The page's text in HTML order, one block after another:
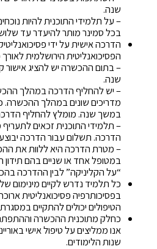
שנה.
בכל סמינר מותר להיעדר עד
הדרכה אישית על ידי
הפסיכואנליטית הירושלמית לאורך כל 3 השנים של
שנה.
– יש להחליף הדרכה במהלך
מדריכים שונים במהלך
במשך שנה. מומלץ להחליף
הדרכה. תשלום עבור הדרכה
– מטרת הדרכה היא ללוות את
במטופל אחד או שניים בהם
“על הקליניקה” לבין ההדרכה
בפסיכותרפיה פסיכואנליטית
הטיפולים יכולים להתקיים
כחלק מתוכנית ההכשרה
אנו ממליצים על טיפול אישי
שנות הלימודים.